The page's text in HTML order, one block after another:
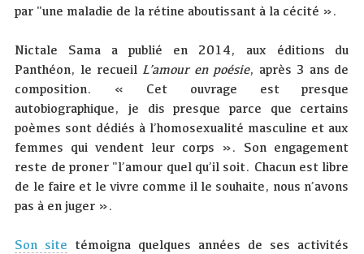
par "une maladie de la rétine aboutissant à la cécité ».
Nictale Sama a publié en 2014, aux éditions du
Panthéon, le recueil L’amour en poésie, après 3 ans de
composition. « Cet ouvrage est presque
autobiographique, je dis presque parce que certains
poèmes sont dédiés à l’homosexualité masculine et aux
femmes qui vendent leur corps ». Son engagement
reste de proner "l’amour quel qu’il soit. Chacun est libre
de le faire et le vivre comme il le souhaite, nous n’avons
pas à en juger ».
Son site témoigna quelques années de ses activités